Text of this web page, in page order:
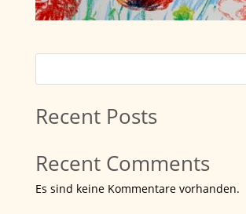
Recent Posts
Recent Comments
Es sind keine Kommentare vorhanden.